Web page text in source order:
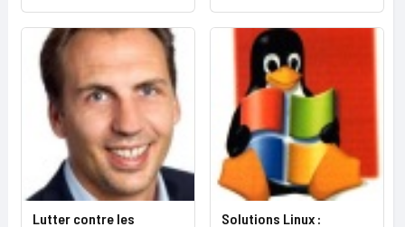
Lutter contre les
Solutions Linux :